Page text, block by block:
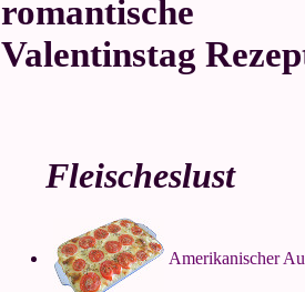
romantische
Valentinstag
Fleischeslust
Amerikanischer